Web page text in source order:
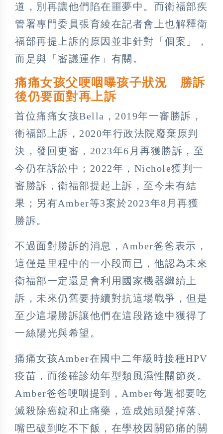
道，別再讓他們陷在噩夢中。而衛福部疾
管署專門委員張育綾在記者會上也解釋衛
福部再提上訴的原因並非針對「個案」，
而是與「審議運作」有關。
痛痛女孩父哽咽曝孩子狀況 勝訴
後仍要面對再上訴
首位痛痛女孩Bella，2019年一審勝訴，
衛福部上訴，2020年行政法院廢棄原判
決，發回更審，2023年6月再獲勝訴，至
今仍在訴訟中；2022年，Nichole獲判一
審勝訴，衛福部提起上訴，至今未有結
果；另有Amber等3案於2023年8月再獲
勝訴。
不過面對勝訴的消息，Amber爸爸表示，
這僅是里程中的一小段而已，他認為未來
衛福部一定還是會利用國家機器繼續上
訴，未來仍舊要持續對抗這場戰爭，但是
至少這場勝訴讓他們在這段路途中獲得了
一絲陽光與希望。
痛痛女孩Amber在國中二年級時接種HPV
疫苗，而後確診幼年型類風濕性關節炎。
Amber爸爸哽咽提到，Amber每週都要吃
滅殺除癌錠和止痛藥，造成她頭髮掉落、
嘴巴破到吃不下飯，在學校因關節痛的關